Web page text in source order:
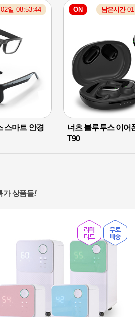
02일 08:53:43
원
스마트 안경
ON 남은시간
%
너츠 블루투스 이어
T90
가 상품들!